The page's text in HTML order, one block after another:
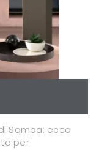
Samoa: ecco
per